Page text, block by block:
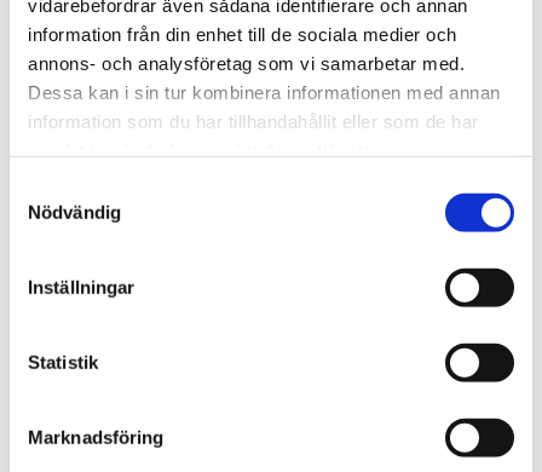
vidarebefordrar även sådana identifierare och annan
information från din enhet till de sociala medier och
annons- och analysföretag som vi samarbetar med.
Dessa kan i sin tur kombinera informationen med annan
information som du har tillhandahållit eller som de har
Nödvändig
Inställningar
Statistik
Marknadsföring
Fördelar och funktioner med
TheraBand Bodytrainer i gult
Lågt motstånd, idealisk för nybörjare och
rehabilitering
Skonsam styrketräning för hela kroppen
på klinik